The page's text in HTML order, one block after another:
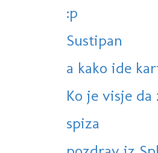
:p
Sustipan
a kako ide
Ko je visje da
spiza